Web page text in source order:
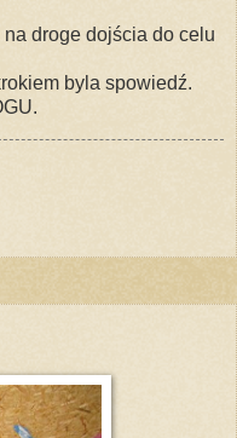
na droge dojścia do celu
byla spowiedź.